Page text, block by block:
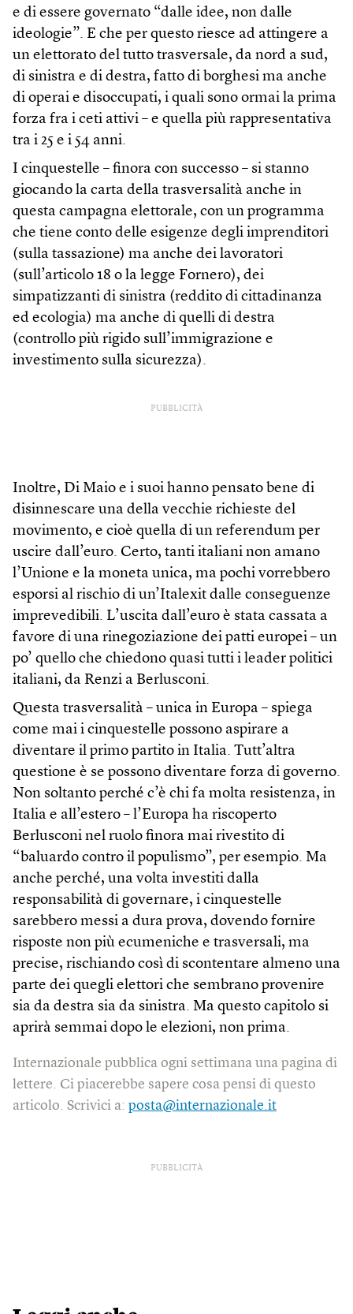
e di essere governato “dalle idee, non dalle
ideologie”. E che per questo riesce ad attingere a
un elettorato del tutto trasversale, da nord a sud,
di sinistra e di destra, fatto di borghesi ma anche
di operai e disoccupati, i quali sono ormai la prima
forza fra i ceti attivi – e quella più rappresentativa
tra i 25 e i 54 anni.
I cinquestelle – finora con successo – si stanno
giocando la carta della trasversalità anche in
questa campagna elettorale, con un programma
che tiene conto delle esigenze degli imprenditori
(sulla tassazione) ma anche dei lavoratori
(sull’articolo 18 o la legge Fornero), dei
simpatizzanti di sinistra (reddito di cittadinanza
ed ecologia) ma anche di quelli di destra
(controllo più rigido sull’immigrazione e
investimento sulla sicurezza).
PUBBLICITÀ
Inoltre, Di Maio e i suoi hanno pensato bene di
disinnescare una della vecchie richieste del
movimento, e cioè quella di un referendum per
uscire dall’euro. Certo, tanti italiani non amano
l’Unione e la moneta unica, ma pochi vorrebbero
esporsi al rischio di un’Italexit dalle conseguenze
imprevedibili. L’uscita dall’euro è stata cassata a
favore di una rinegoziazione dei patti europei – un
po’ quello che chiedono quasi tutti i leader politici
italiani, da Renzi a Berlusconi.
Questa trasversalità – unica in Europa – spiega
come mai i cinquestelle possono aspirare a
diventare il primo partito in Italia. Tutt’altra
questione è se possono diventare forza di governo.
Non soltanto perché c’è chi fa molta resistenza, in
Italia e all’estero – l’Europa ha riscoperto
Berlusconi nel ruolo finora mai rivestito di
“baluardo contro il populismo”, per esempio. Ma
anche perché, una volta investiti dalla
responsabilità di governare, i cinquestelle
sarebbero messi a dura prova, dovendo fornire
risposte non più ecumeniche e trasversali, ma
precise, rischiando così di scontentare almeno una
parte dei quegli elettori che sembrano provenire
sia da destra sia da sinistra. Ma questo capitolo si
aprirà semmai dopo le elezioni, non prima.
Internazionale pubblica ogni settimana una pagina di
lettere. Ci piacerebbe sapere cosa pensi di questo
articolo. Scrivici a: posta@internazionale.it
PUBBLICITÀ